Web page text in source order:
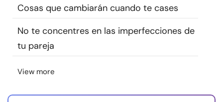
Sobre nosotros Contáctanos Escríbenos
Publicidad con
nosotros
Cosas que cambiarán cuando te cases
No te concentres en las imperfecciones de
tu pareja
View more